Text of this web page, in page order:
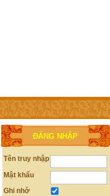
TRANG CHỦ THÀNH VIÊN
ĐĂNG NHẬP
Tên truy nhập
Mật khẩu
Ghi nhớ